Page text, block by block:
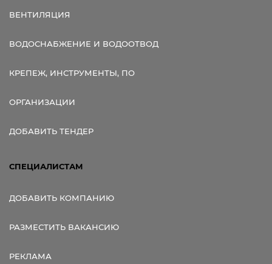
ВЕНТИЛЯЦИЯ
ВОДОСНАБЖЕНИЕ И ВОДООТВОД
КРЕПЕЖ, ИНСТРУМЕНТЫ, ПО
ОРГАНИЗАЦИИ
ДОБАВИТЬ ТЕНДЕР
СПЕЦИАЛИСТАМ
ДОБАВИТЬ КОМПАНИЮ
РАЗМЕСТИТЬ ВАКАНСИЮ
РЕКЛАМА